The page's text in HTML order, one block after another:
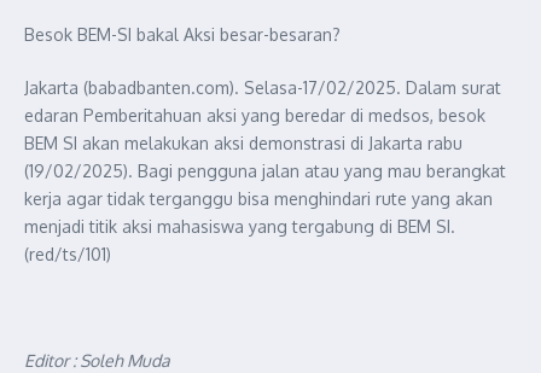
Besok BEM-SI bakal Aksi besar-besaran?
Jakarta (babadbanten.com). Selasa-17/02/2025. Dalam surat
edaran Pemberitahuan aksi yang beredar di medsos, besok
BEM SI akan melakukan aksi demonstrasi di Jakarta rabu
(19/02/2025). Bagi pengguna jalan atau yang mau berangkat
kerja agar tidak terganggu bisa menghindari rute yang akan
menjadi titik aksi mahasiswa yang tergabung di BEM SI.
(red/ts/101)
Editor : Soleh Muda